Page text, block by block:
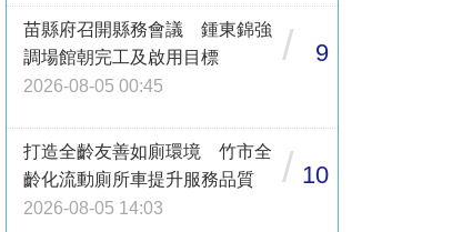
苗縣府召開縣務會議 鍾東錦強
調場館朝完工及啟用目標
2026-08-05 00:45
/ 9
打造全齡友善如廁環境 竹市全
齡化流動廁所車提升服務品質
2026-08-05 14:03
/ 10